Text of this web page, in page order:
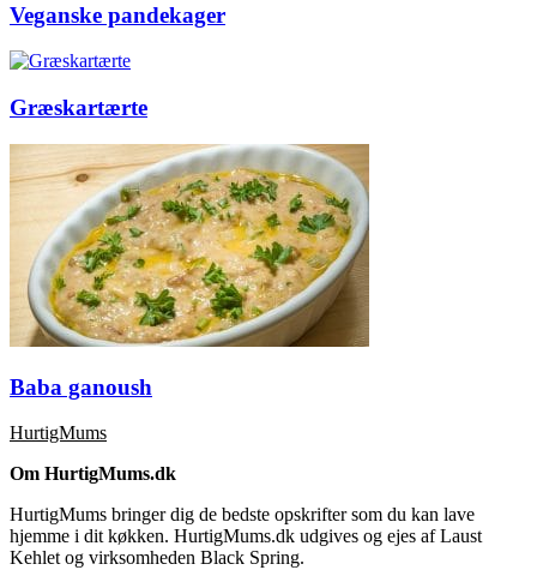
Veganske pandekager
Græskartærte
Baba ganoush
HurtigMums
Om HurtigMums.dk
HurtigMums bringer dig de bedste opskrifter som du kan lave
hjemme i dit køkken. HurtigMums.dk udgives og ejes af Laust
Kehlet og virksomheden Black Spring.